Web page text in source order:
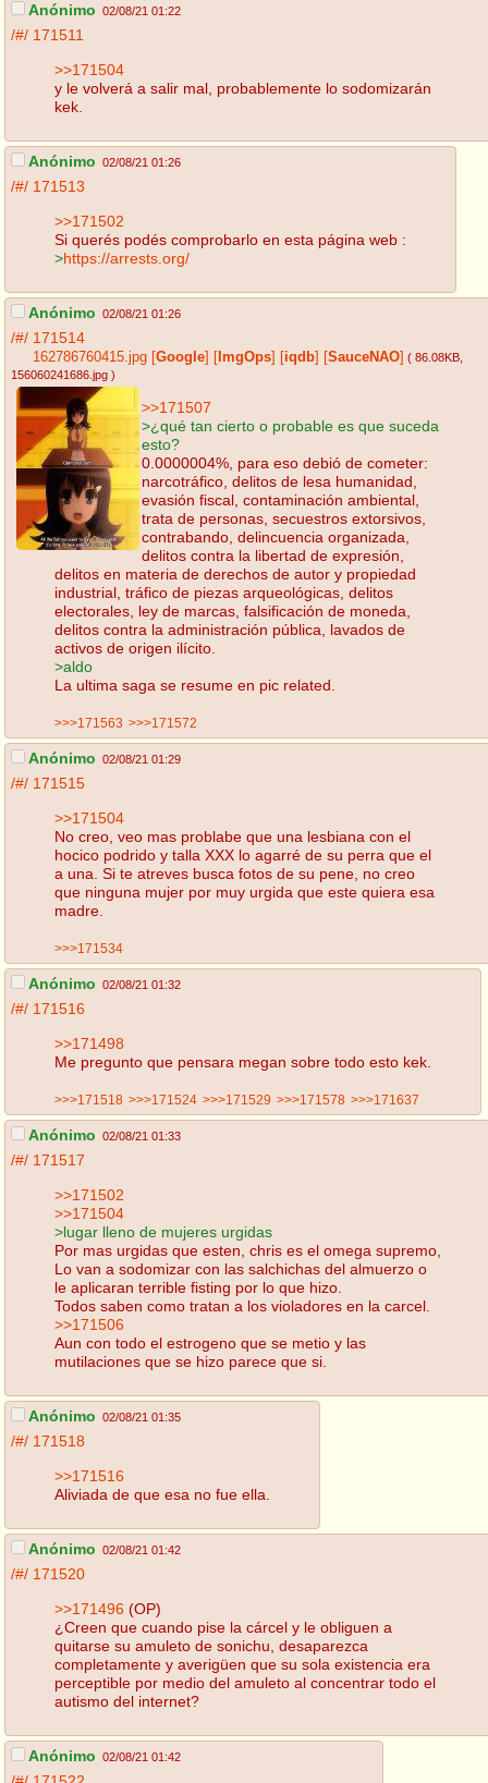
Anónimo 02/08/21 01:22
/#/ 171511
>>171504
y le volverá a salir mal, probablemente lo sodomizarán
kek.
Anónimo 02/08/21 01:26
/#/ 171513
>>171502
Si querés podés comprobarlo en esta página web :
>https://arrests.org/
Anónimo 02/08/21 01:26
/#/ 171514
162786760415.jpg Google ImgOps iqdb SauceNAO ( 86.08KB
156060241686.jpg )
>>171507
>¿qué tan cierto o probable es que suceda
esto?
0.0000004%, para eso debió de cometer:
narcotráfico, delitos de lesa humanidad,
evasión fiscal, contaminación ambiental,
trata de personas, secuestros extorsivos,
contrabando, delincuencia organizada,
delitos contra la libertad de expresión,
delitos en materia de derechos de autor y propiedad
industrial, tráfico de piezas arqueológicas, delitos
electorales, ley de marcas, falsificación de moneda,
delitos contra la administración pública, lavados de
activos de origen ilícito.
>aldo
La ultima saga se resume en pic related.
>>>171563 >>>171572
Anónimo 02/08/21 01:29
/#/ 171515
>>171504
No creo, veo mas problabe que una lesbiana con el
hocico podrido y talla XXX lo agarré de su perra que el
a una. Si te atreves busca fotos de su pene, no creo
que ninguna mujer por muy urgida que este quiera esa
madre.
>>>171534
Anónimo 02/08/21 01:32
/#/ 171516
>>171498
Me pregunto que pensara megan sobre todo esto kek.
>>>171518 >>>171524 >>>171529 >>>171578 >>>171637
Anónimo 02/08/21 01:33
/#/ 171517
>>171502
>>171504
>lugar lleno de mujeres urgidas
Por mas urgidas que esten, chris es el omega supremo,
Lo van a sodomizar con las salchichas del almuerzo o
le aplicaran terrible fisting por lo que hizo.
Todos saben como tratan a los violadores en la carcel.
>>171506
Aun con todo el estrogeno que se metio y las
mutilaciones que se hizo parece que si.
Anónimo 02/08/21 01:35
/#/ 171518
>>171516
Aliviada de que esa no fue ella.
Anónimo 02/08/21 01:42
/#/ 171520
>>171496 (OP)
¿Creen que cuando pise la cárcel y le obliguen a
quitarse su amuleto de sonichu, desaparezca
completamente y averigüen que su sola existencia era
perceptible por medio del amuleto al concentrar todo el
autismo del internet?
Anónimo 02/08/21 01:42